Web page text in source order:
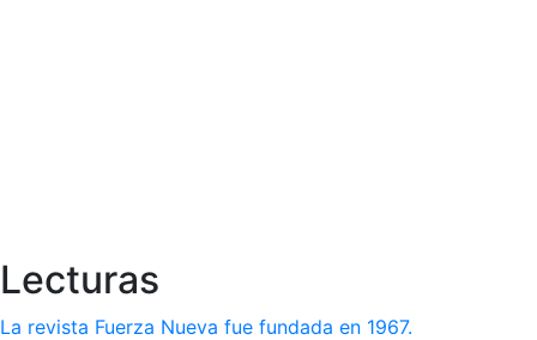
Lecturas
La revista Fuerza Nueva fue fundada en 1967.